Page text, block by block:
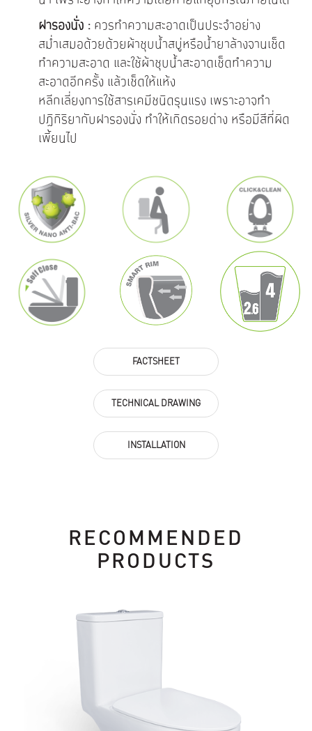
ฝารองนั่ง : ควรทำความสะอาดเป็นประจำอย่าง
สม่ำเสมอด้วยด้วยผ้าชุบน้ำสบู่หรือน้ำยาล้างจานเช็ด
ทำความสะอาด และใช้ผ้าชุบน้ำสะอาดเช็ดทำความ
สะอาดอีกครั้ง แล้วเช็ดให้แห้ง
หลีกเลี่ยงการใช้สารเคมีชนิดรุนแรง เพราะอาจทำ
ปฏิกิริยากับฝารองนั่ง ทำให้เกิดรอยด่าง หรือมีสีที่ผิด
เพี้ยนไป
FACTSHEET
TECHNICAL DRAWING
INSTALLATION
RECOMMENDED
PRODUCTS